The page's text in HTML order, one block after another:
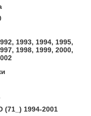
1993, 1994, 1995,
1998, 1999, 2000,
(71_) 1994-2001